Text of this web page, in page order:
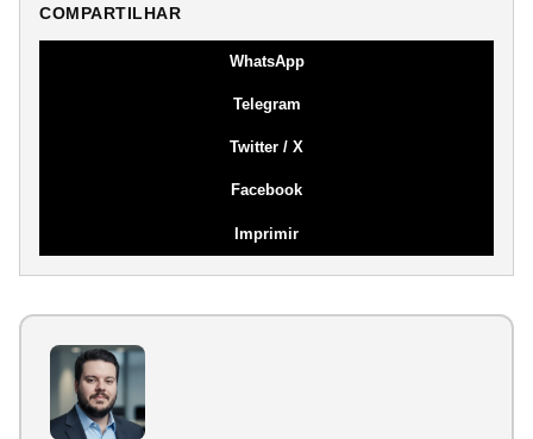
COMPARTILHAR
WhatsApp
Telegram
Twitter / X
Facebook
Imprimir